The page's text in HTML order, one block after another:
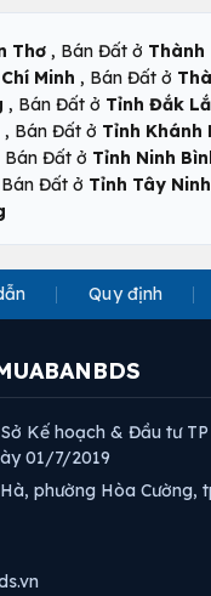
Thơ , Bán Đất ở Thành
Minh , Bán Đất ở
, Bán Đất ở Tỉnh Đắk
, Bán Đất ở Tỉnh Khánh
Bán Đất ở Tỉnh Ninh
Bán Đất ở Tỉnh Tây Ninh
Quy định
Kế hoạch & Đầu tư TP
01/7/2019
phường Hòa Cường,